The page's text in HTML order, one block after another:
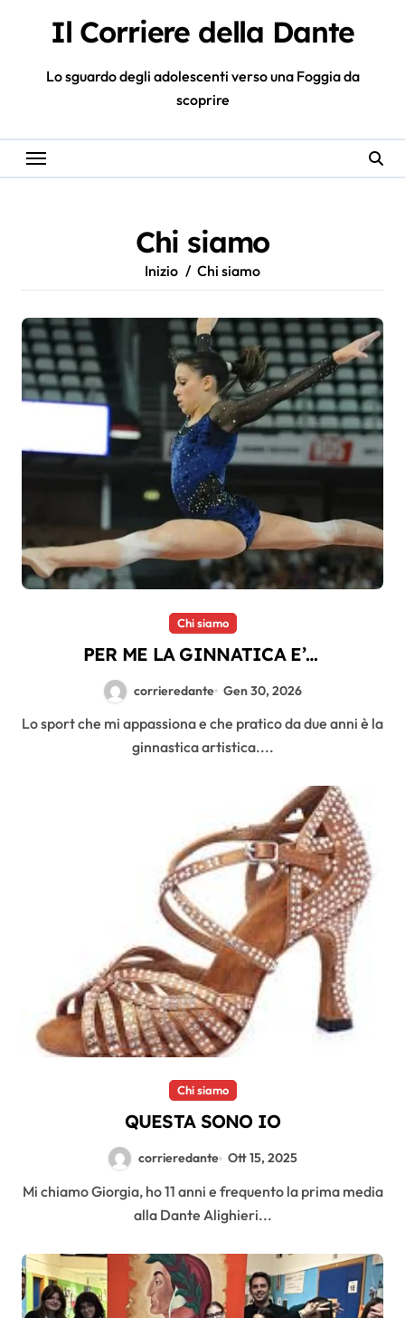
Il Corriere della Dante
Lo sguardo degli adolescenti verso una Foggia da
scoprire
Chi siamo
Inizio Chi siamo
Chi siamo
PER ME LA GINNATICA E’…
corrieredante Gen 30, 2026
Lo sport che mi appassiona e che pratico da due anni è la
ginnastica artistica....
Chi siamo
QUESTA SONO IO
corrieredante Ott 15, 2025
Mi chiamo Giorgia, ho 11 anni e frequento la prima media
alla Dante Alighieri...